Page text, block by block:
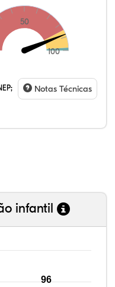
50
100
Notas Técnicas
infantil
96